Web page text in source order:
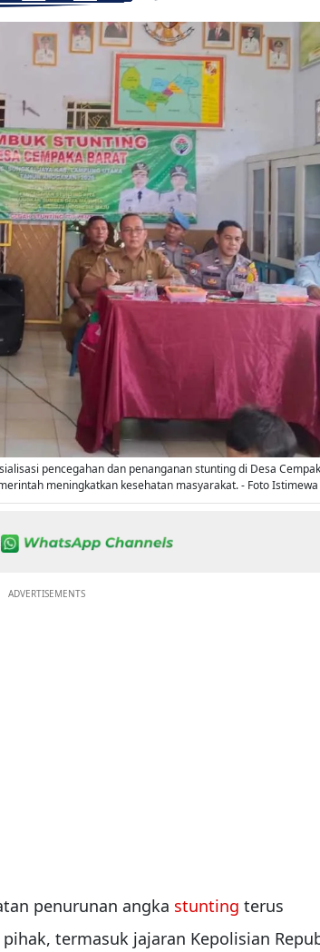
pencegahan dan penanganan stunting di Desa
meningkatkan kesehatan masyarakat. - Foto Istimewa
ADVERTISEMENTS
penurunan angka stunting terus
termasuk jajaran Kepolisian